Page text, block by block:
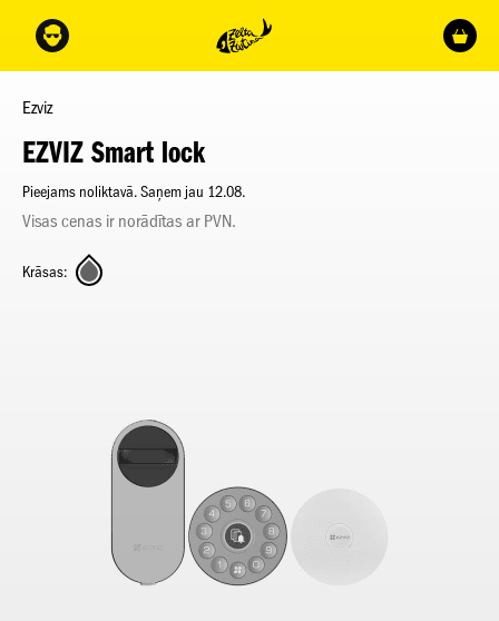
Ezviz
EZVIZ Smart lock
Pieejams noliktavā. Saņem jau 12.08.
Visas cenas ir norādītas ar PVN.
Krāsas: